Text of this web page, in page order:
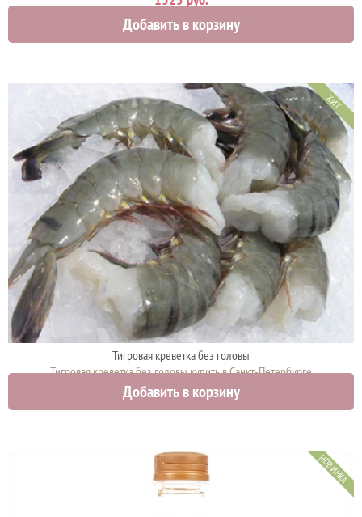
Добавить в корзину
ХИТ
Тигровая креветка без головы
Тигровая креветка без головы купить в Санкт-Петербурге
1740 руб.
Добавить в корзину
НОВИНКА